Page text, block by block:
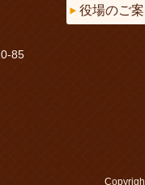
85
役場のご